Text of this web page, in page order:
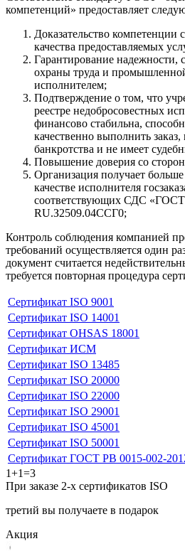
компетенций» предоставляет
Доказательство компетенции
качества предоставляемых
Гарантирование надежности,
охраны труда и
исполнителем;
Подтверждение о том, что
реестре недобросовестных
финансово стабильна,
качественно выполнить
банкротства и не имеет
Повышение доверия со
Организация получает
качестве исполнителя
соответствующих СДС
RU.З2509.04ССГ0;
Контроль соблюдения компанией
требований осуществляется один
документ считается
требуется повторная процедура
Сертификат ISO 9001
Сертификат ISO 14001
Сертификат OHSAS 18001
Сертификат ИСМ
Сертификат ISO 13485
Сертификат ISO 20000
Сертификат ISO 22000
Сертификат ISO 29001
Сертификат ISO 45001
Сертификат ISO 50001
Сертификат ГОСТ РВ 0015-002-
1+1=3
При заказе 2-х сертификатов ISO
третий вы получаете в подарок
Акция